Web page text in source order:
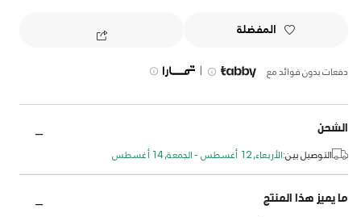
المفضلة
دفعات بدون فوائد مع |
الشحن
التوصيل بين:الأربعاء, 12 أغسطس - الجمعة, 14 أغسطس
ما يميز هذا المنتج